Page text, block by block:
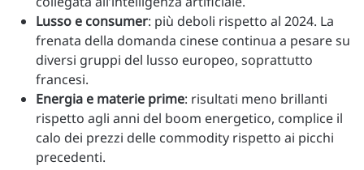
Lusso e consumer: più deboli rispetto al 2024. La
frenata della domanda cinese continua a pesare su
diversi gruppi del lusso europeo, soprattutto
francesi.
Energia e materie prime: risultati meno brillanti
rispetto agli anni del boom energetico, complice il
calo dei prezzi delle commodity rispetto ai picchi
precedenti.